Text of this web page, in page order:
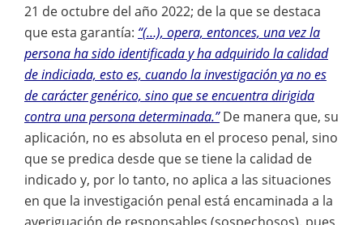
21 de octubre del año 2022; de la que se destaca
que esta garantía: “(…), opera, entonces, una vez la
persona ha sido identificada y ha adquirido la calidad
de indiciada, esto es, cuando la investigación ya no es
de carácter genérico, sino que se encuentra dirigida
contra una persona determinada.”De manera que, su
aplicación, no es absoluta en el proceso penal, sino
que se predica desde que se tiene la calidad de
indicado y, por lo tanto, no aplica a las situaciones
en que la investigación penal está encaminada a la
averiguación de responsables (sospechosos), pues